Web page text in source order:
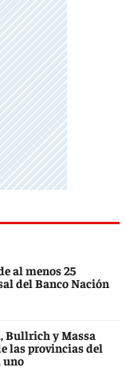
al menos 25
del Banco Nación
Bullrich y Massa
las provincias del
uno